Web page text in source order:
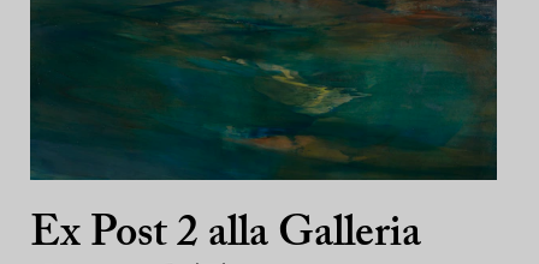
Ex Post 2 alla Galleria